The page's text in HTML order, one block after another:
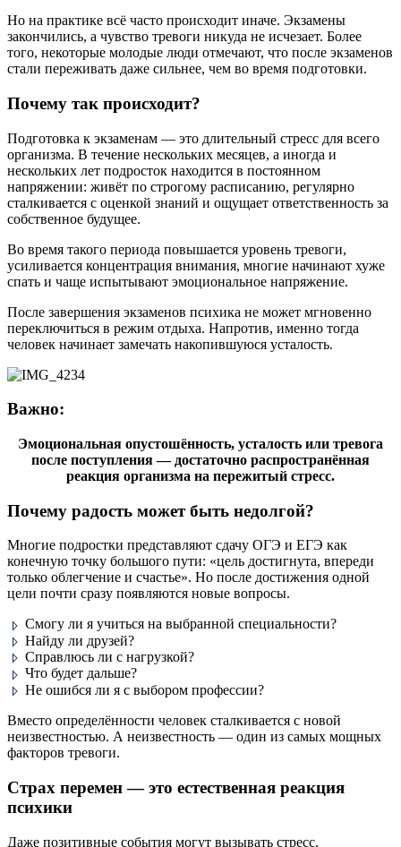
Но на практике всё часто происходит иначе. Экзамены
закончились, а чувство тревоги никуда не исчезает. Более
того, некоторые молодые люди отмечают, что после экзаменов
стали переживать даже сильнее, чем во время подготовки.
Почему так происходит?
Подготовка к экзаменам — это длительный стресс для всего
организма. В течение нескольких месяцев, а иногда и
нескольких лет подросток находится в постоянном
напряжении: живёт по строгому расписанию, регулярно
сталкивается с оценкой знаний и ощущает ответственность за
собственное будущее.
Во время такого периода повышается уровень тревоги,
усиливается концентрация внимания, многие начинают хуже
спать и чаще испытывают эмоциональное напряжение.
После завершения экзаменов психика не может мгновенно
переключиться в режим отдыха. Напротив, именно тогда
человек начинает замечать накопившуюся усталость.
Важно:
Эмоциональная опустошённость, усталость или тревога
после поступления — достаточно распространённая
реакция организма на пережитый стресс.
Почему радость может быть недолгой?
Многие подростки представляют сдачу ОГЭ и ЕГЭ как
конечную точку большого пути: «цель достигнута, впереди
только облегчение и счастье». Но после достижения одной
цели почти сразу появляются новые вопросы.
Смогу ли я учиться на выбранной специальности?
Найду ли друзей?
Справлюсь ли с нагрузкой?
Что будет дальше?
Не ошибся ли я с выбором профессии?
Вместо определённости человек сталкивается с новой
неизвестностью. А неизвестность — один из самых мощных
факторов тревоги.
Страх перемен — это естественная реакция
психики
Даже позитивные события могут вызывать стресс.